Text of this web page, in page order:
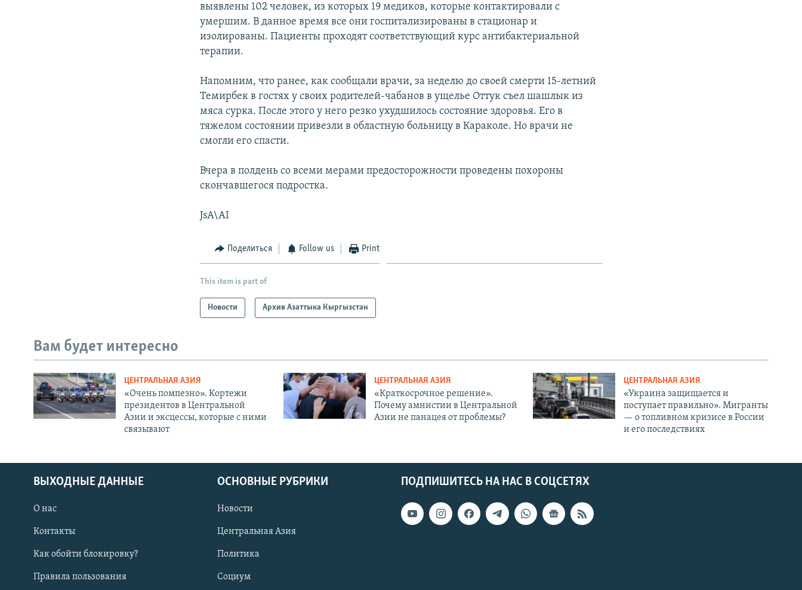
выявлены 102 человек, из которых 19 медиков, которые контактировали с
умершим. В данное время все они госпитализированы в стационар и
изолированы. Пациенты проходят соответствующий курс антибактериальной
терапии.
Напомним, что ранее, как сообщали врачи, за неделю до своей смерти 15-летний
Темирбек в гостях у своих родителей-чабанов в ущелье Оттук съел шашлык из
мяса сурка. После этого у него резко ухудшилось состояние здоровья. Его в
тяжелом состоянии привезли в областную больницу в Караколе. Но врачи не
смогли его спасти.
Вчера в полдень со всеми мерами предосторожности проведены похороны
скончавшегося подростка.
JsA\AI
Поделиться Follow us Print
This item is part of
Новости Архив Азаттыка Кыргызстан
Вам будет интересно
ЦЕНТРАЛЬНАЯ АЗИЯ
«Очень помпезно». Кортежи
президентов в Центральной
Азии и эксцессы, которые с ними
связывают
ЦЕНТРАЛЬНАЯ АЗИЯ
«Краткосрочное решение».
Почему амнистии в Центральной
Азии не панацея от проблемы?
ЦЕНТРАЛЬНАЯ АЗИЯ
«Украина защищается и
поступает правильно». Мигранты
— о топливном кризисе в России
и его последствиях
ПОДПИШИТЕСЬ НА НАС В СОЦСЕТЯХ
ВЫХОДНЫЕ ДАННЫЕ
О нас
Контакты
Как обойти блокировку?
Правила пользования
ОСНОВНЫЕ РУБРИКИ
Новости
Центральная Азия
Политика
Социум